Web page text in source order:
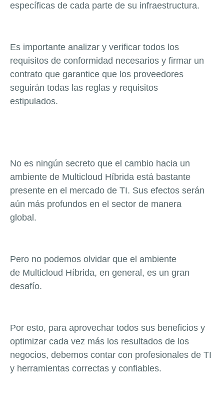
específicas de cada parte de su infraestructura.
Es importante analizar y verificar todos los
requisitos de conformidad necesarios y firmar un
contrato que garantice que los proveedores
seguirán todas l as reglas y requisitos
estipulados.
No es ningún secreto que el cambio hacia un
ambiente de Multicloud Híbrida está bastante
presente en el mercado de TI. Sus efectos serán
aún más profundos en el sector de manera
global.
Pero no podemos olvidar que el ambiente
de Multicloud Híbrida, en general, es un gran
desafío.
Por esto, para aprovechar todos sus beneficios y
optimizar cada vez más los resultados de los
negocios, debemos contar con profesionales de TI
y herramientas correctas y confiables.